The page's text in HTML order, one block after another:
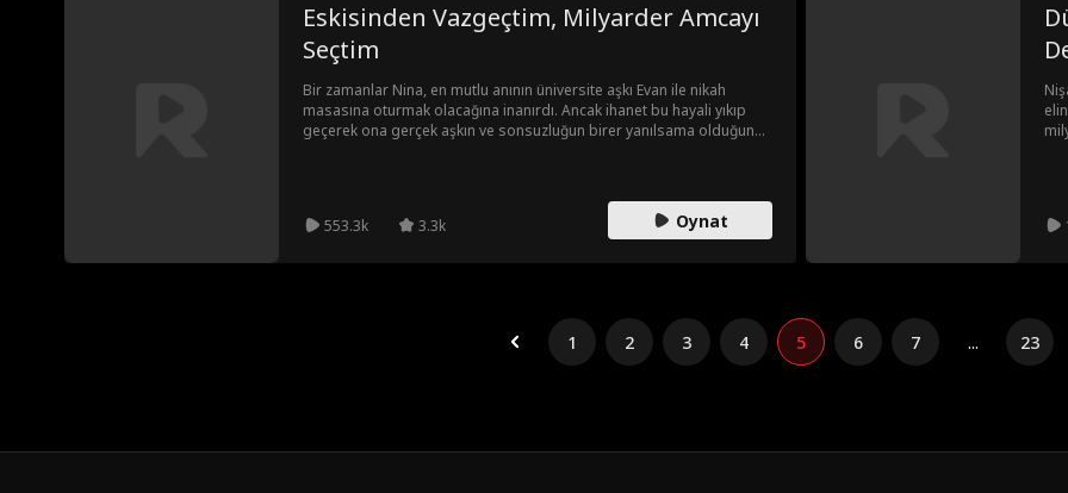
Eskisinden Vazgeçtim, Milyarder Amcayı
Seçtim
Bir zamanlar Nina, en mutlu anının üniversite aşkı Evan ile nikah
masasına oturmak olacağına inanırdı. Ancak ihanet bu hayali yıkıp
geçerek ona gerçek aşkın ve sonsuzluğun birer yanılsama olduğunu
istemediği için uzak durmaya çalışsa da Damon'ın pes etmeyen tavrı
Nina'nın nefesini keser.
553.3k 3.3k Oynat
1 2 3 4 5 6 7 ... 23